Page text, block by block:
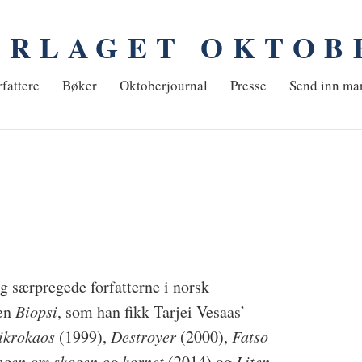
Bøker Oktoberjournal Presse Send inn
særpregede forfatterne i norsk
Biopsi, som han fikk Tarjei Vesaas’
(1999), Destroyer (2000), Fatso